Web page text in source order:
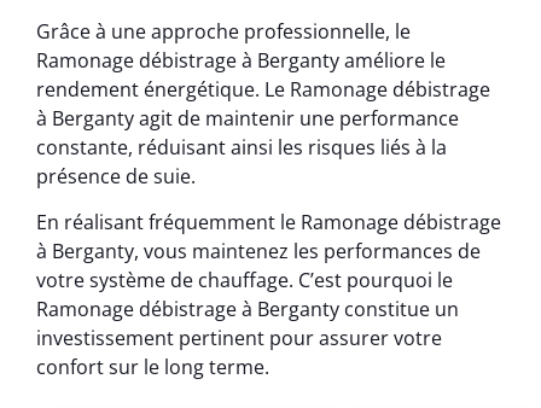
Grâce à une approche professionnelle, le
Ramonage débistrage à Berganty améliore le
rendement énergétique. Le Ramonage débistrage
à Berganty agit de maintenir une performance
constante, réduisant ainsi les risques liés à la
présence de suie.
En réalisant fréquemment le Ramonage débistrage
à Berganty, vous maintenez les performances de
votre système de chauffage. C’est pourquoi le
Ramonage débistrage à Berganty constitue un
investissement pertinent pour assurer votre
confort sur le long terme.